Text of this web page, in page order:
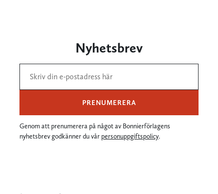
Nyhetsbrev
PRENUMERERA
Genom att prenumerera på något av Bonnierförlagens
nyhetsbrev godkänner du vår personuppgiftspolicy.